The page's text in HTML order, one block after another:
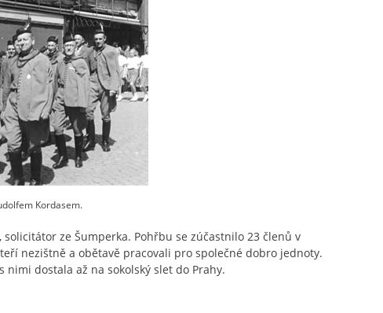
Kordasem.
ze Šumperka. Pohřbu se zúčastnilo 23 členů v
nezištně a obětavě pracovali pro společné dobro jednoty.
dostala až na sokolský slet do Prahy.